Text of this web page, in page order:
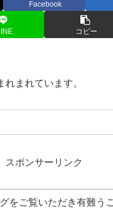
Facebook
コピー
まれています。
スポンサーリンク
をご覧いただき有難う